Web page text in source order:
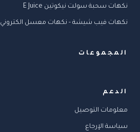
نكهات سحبة سولت نيكوتين E Juice
نكهات فيب شيشة - نكهات معسل الكتروني
المجموعات
الدعم
معلومات التوصيل
سياسة الإرجاع